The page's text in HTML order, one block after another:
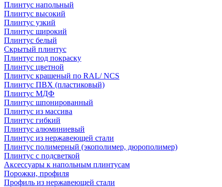
Плинтус напольный
Плинтус высокий
Плинтус узкий
Плинтус широкий
Плинтус белый
Скрытый плинтус
Плинтус под покраску
Плинтус цветной
Плинтус крашеный по RAL/ NCS
Плинтус ПВХ (пластиковый)
Плинтус МДФ
Плинтус шпонированный
Плинтус из массива
Плинтус гибкий
Плинтус алюминиевый
Плинтус из нержавеющей стали
Плинтус полимерный (экополимер, дюрополимер)
Плинтус с подсветкой
Аксессуары к напольным плинтусам
Порожки, профиля
Профиль из нержавеющей стали